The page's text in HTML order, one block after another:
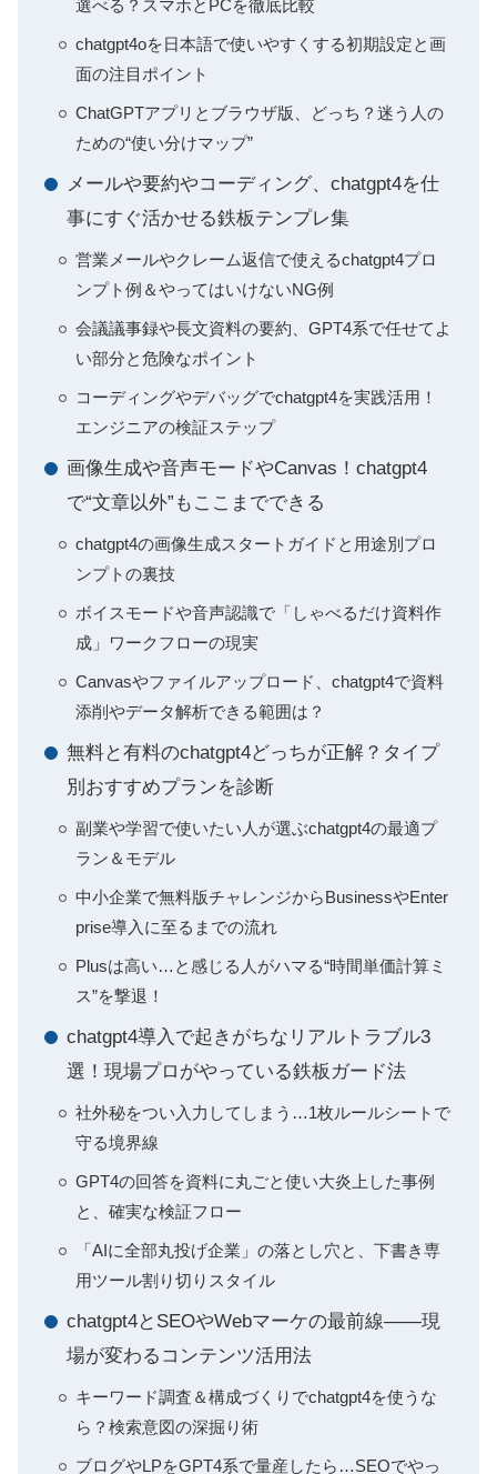
選べる？スマホとPCを徹底比較
chatgpt4oを日本語で使いやすくする初期設定と画
面の注目ポイント
ChatGPTアプリとブラウザ版、どっち？迷う人の
ための“使い分けマップ”
メールや要約やコーディング、chatgpt4を仕
事にすぐ活かせる鉄板テンプレ集
営業メールやクレーム返信で使えるchatgpt4プロ
ンプト例＆やってはいけないNG例
会議議事録や長文資料の要約、GPT4系で任せてよ
い部分と危険なポイント
コーディングやデバッグでchatgpt4を実践活用！
エンジニアの検証ステップ
画像生成や音声モードやCanvas！chatgpt4
で“文章以外”もここまでできる
chatgpt4の画像生成スタートガイドと用途別プロ
ンプトの裏技
ボイスモードや音声認識で「しゃべるだけ資料作
成」ワークフローの現実
Canvasやファイルアップロード、chatgpt4で資料
添削やデータ解析できる範囲は？
無料と有料のchatgpt4どっちが正解？タイプ
別おすすめプランを診断
副業や学習で使いたい人が選ぶchatgpt4の最適プ
ラン＆モデル
中小企業で無料版チャレンジからBusinessやEnter
prise導入に至るまでの流れ
Plusは高い…と感じる人がハマる“時間単価計算ミ
ス”を撃退！
chatgpt4導入で起きがちなリアルトラブル3
選！現場プロがやっている鉄板ガード法
社外秘をつい入力してしまう…1枚ルールシートで
守る境界線
GPT4の回答を資料に丸ごと使い大炎上した事例
と、確実な検証フロー
「AIに全部丸投げ企業」の落とし穴と、下書き専
用ツール割り切りスタイル
chatgpt4とSEOやWebマーケの最前線――現
場が変わるコンテンツ活用法
キーワード調査＆構成づくりでchatgpt4を使うな
ら？検索意図の深掘り術
ブログやLPをGPT4系で量産したら…SEOでやっ